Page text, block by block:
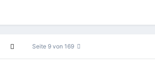
Seite 9 von 169